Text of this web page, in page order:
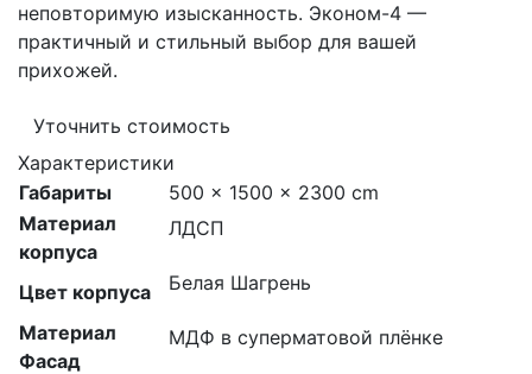
неповторимую изысканность. Эконом-4 —
практичный и стильный выбор для вашей
прихожей.
Уточнить стоимость
Характеристики
Габариты
500 × 1500 × 2300 cm
Материал
корпуса
ЛДСП
Цвет корпуса Белая Шагрень
Материал
Фасад
МДФ в суперматовой плёнке